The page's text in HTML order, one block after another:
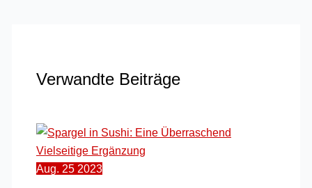
Verwandte Beiträge
Aug. 25 2023